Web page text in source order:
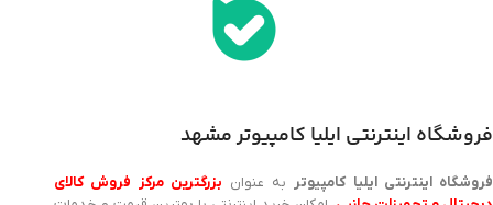
فروشگاه اینترنتی ایلیا کامپیوتر مشهد
فروشگاه اینترنتی ایلیا کامپیوتر به عنوان بزرگترین مرکز فروش کالای